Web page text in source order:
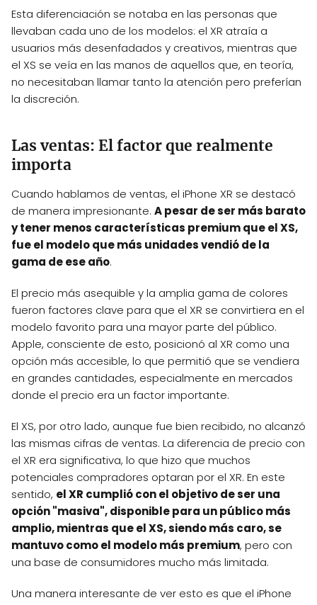
Esta diferenciación se notaba en las personas que
llevaban cada uno de los modelos: el XR atraía a
usuarios más desenfadados y creativos, mientras que
el XS se veía en las manos de aquellos que, en teoría,
no necesitaban llamar tanto la atención pero preferían
la discreción.
Las ventas: El factor que realmente
importa
Cuando hablamos de ventas, el iPhone XR se destacó
de manera impresionante. A pesar de ser más barato
y tener menos características premium que el XS,
fue el modelo que más unidades vendió de la
gama de ese año.
El precio más asequible y la amplia gama de colores
fueron factores clave para que el XR se convirtiera en el
modelo favorito para una mayor parte del público.
Apple, consciente de esto, posicionó al XR como una
opción más accesible, lo que permitió que se vendiera
en grandes cantidades, especialmente en mercados
donde el precio era un factor importante.
El XS, por otro lado, aunque fue bien recibido, no alcanzó
las mismas cifras de ventas. La diferencia de precio con
el XR era significativa, lo que hizo que muchos
potenciales compradores optaran por el XR. En este
sentido, el XR cumplió con el objetivo de ser una
opción "masiva", disponible para un público más
amplio, mientras que el XS, siendo más caro, se
mantuvo como el modelo más premium, pero con
una base de consumidores mucho más limitada.
Una manera interesante de ver esto es que el iPhone